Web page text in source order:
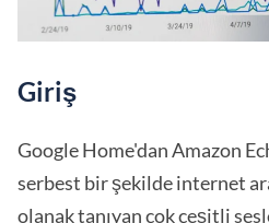
Giriş
Google Home'dan Amazon
serbest bir şekilde internet
olanak tanıyan çok çeşitli